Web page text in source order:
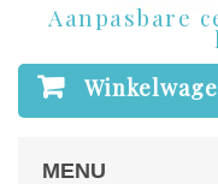
Aanpasbare
MENU